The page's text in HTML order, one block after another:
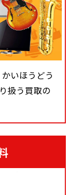
いほうどう
扱う買取の